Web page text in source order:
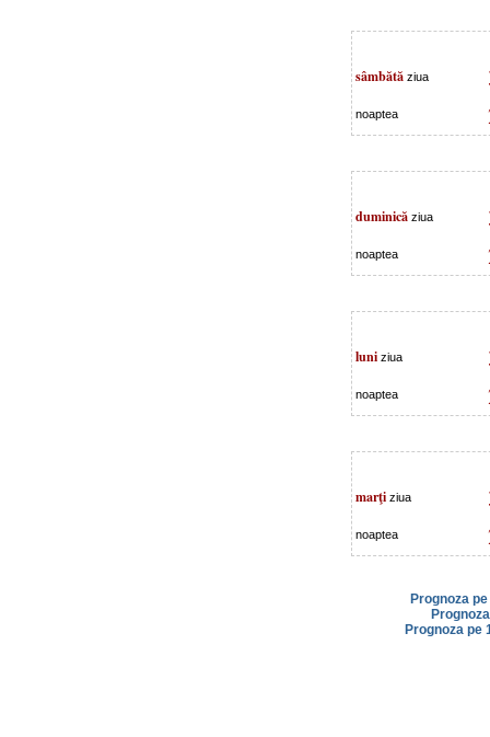
sâmbătă ziua
noaptea
duminică ziua
noaptea
luni ziua
noaptea
marţi ziua
noaptea
Prognoza
Prognoza pe